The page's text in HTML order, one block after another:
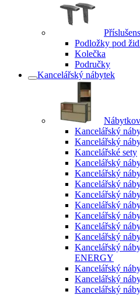
Podložky pod
Kolečka
Područky
Kancelářský nábytek
Kancelářský
Kancelářský
Kancelářské sety
Kancelářský
Kancelářský
Kancelářský
Kancelářský
Kancelářský
Kancelářský
Kancelářský
Kancelářský
Kancelářský
ENERGY
Kancelářský
Kancelářský
Kancelářský